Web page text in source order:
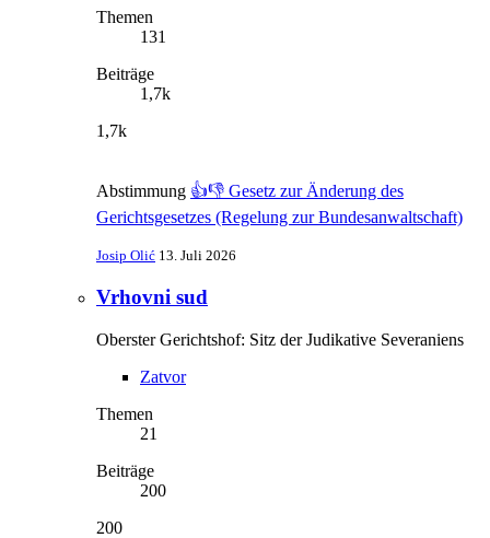
Themen
131
Beiträge
1,7k
1,7k
Abstimmung 👍👎 Gesetz zur Änderung des
Gerichtsgesetzes (Regelung zur Bundesanwaltschaft)
Josip Olić 13. Juli 2026
Vrhovni sud
Oberster Gerichtshof: Sitz der Judikative Severaniens
Zatvor
Themen
21
Beiträge
200
200